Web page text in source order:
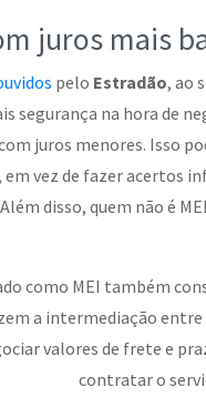
juros mais
pelo Estradão, ao
segurança na hora de
juros menores. Isso
vez de fazer acertos
disso, quem não é
como MEI também
a intermediação
valores de frete e
contratar o